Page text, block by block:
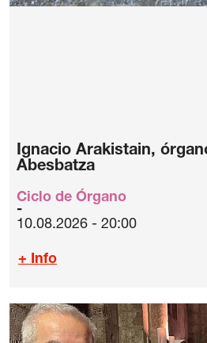
Ignacio Arakistain,
Abesbatza
Ciclo de Órgano
10.08.2026 - 20:00
+ Info